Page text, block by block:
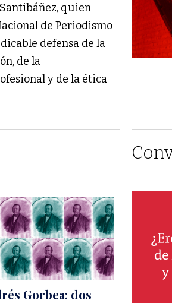
quien
de Periodismo
defensa de la
de la
y de la ética
el de la
Gorbea: dos
La